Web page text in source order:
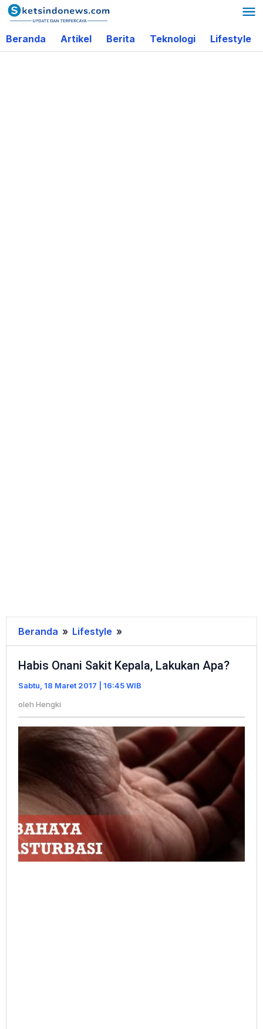
Lewati
ke
konten
Beranda Artikel Berita Teknologi Lifestyle
Beranda » Lifestyle »
Onani
Sakit
Kepala,
Apa?
Habis Onani Sakit Kepala, Lakukan Apa?
Sabtu, 18 Maret 2017 | 16:45 WIB
oleh Hengki